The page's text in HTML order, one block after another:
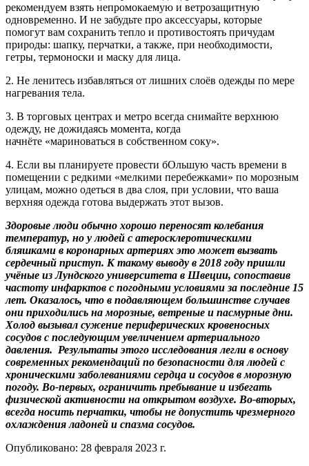
рекомендуем взять непромокаемую и ветрозащитную
одновременно. И не забудьте про аксессуары, которые
помогут вам сохранить тепло и противостоять причудам
природы: шапку, перчатки, а также, при необходимости,
гетры, термоноски и маску для лица.
2. Не ленитесь избавляться от лишних слоёв одежды по мере
нагревания тела.
3. В торговых центрах и метро всегда снимайте верхнюю
одежду, не дожидаясь момента, когда
начнёте «мариноваться в собственном соку».
4. Если вы планируете провести бОльшую часть времени в
помещении с редкими «мелкими перебежками» по морозным
улицам, можно одеться в два слоя, при условии, что ваша
верхняя одежда готова выдержать этот вызов.
Здоровые люди обычно хорошо переносят колебания
температур, но у людей с атеросклеротичес­кими
бляшками в коронарных артериях это может вызвать
сердечный приступ. К такому выводу в 2018 году пришли
учёные из Лундского университета в Швеции, сопоставив
частоту инфарктов с погодными условиями за последние 15
лет. Оказалось, что в подавляющем большинстве случаев
они приходились на морозные, ветреные и пасмурные дни.
Холод вызывал сужение периферических кровеносных
сосудов с последующим увеличением артериального
давления. Результаты этого исследования легли в основу
современных рекомендаций по безопасности для людей с
хроническими заболеваниями сердца и сосудов в морозную
погоду. Во-первых, ограничить пребывание и избегать
физичес­кой активности на открытом воздухе. Во-вторых,
всегда носить перчатки, чтобы не допустить чрезмерного
охлаждения ладоней и спазма сосудов.
Опубликовано: 28 февраля 2023 г.